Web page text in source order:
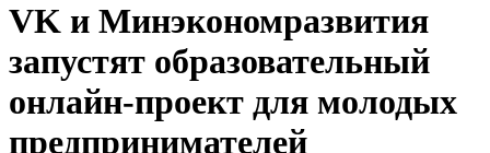
VK и Минэкономразвития
запустят образовательный
онлайн-проект для молодых
предпринимателей